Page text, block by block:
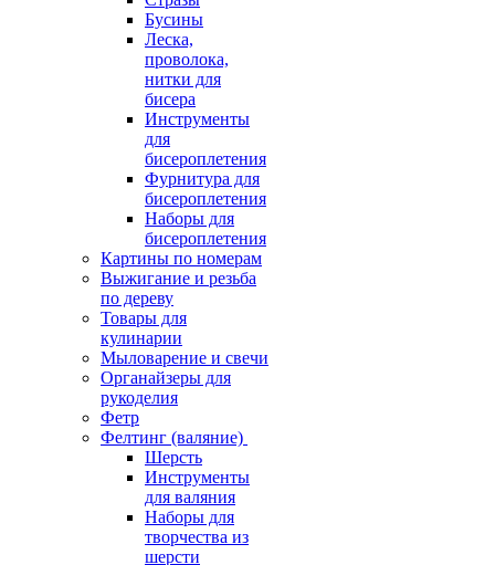
Бусины
Леска,
проволока,
нитки для
бисера
Инструменты
для
бисероплетения
Фурнитура для
бисероплетения
Наборы для
бисероплетения
Картины по номерам
Выжигание и резьба
по дереву
Товары для
кулинарии
Мыловарение и свечи
Органайзеры для
рукоделия
Фетр
Фелтинг (валяние)
Шерсть
Инструменты
для валяния
Наборы для
творчества из
шерсти